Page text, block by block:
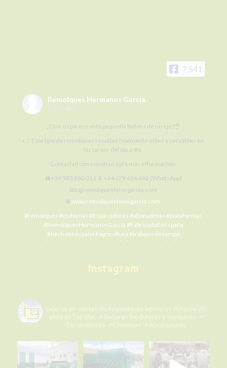
7,541
Remolques Hermanos García
4 days ago
¿Qué os parece esta pequeña bañera de un eje?👌
👉 Este tipo de remolques resultan realmente útiles y versátiles en
las tareas del día a día.
Contactad con nosotros para más información:
☎️+34 983 880 011 📱+34 679 656 492 (WhatsApp)
📧r@remolqueshnosgarcia.com
🌐www.remolqueshnosgarcia.com
#remolques #cisternas #Esparcidores #abonadoras #plataformas
#RemolquesHermanosGarcía #FabricadoEnEspaña
#hechoenespaña #agricultura #trabajosdecampo
#SiElCampoNoProduceLaCiudadNoCome
#agriculture
#agro #ElCampoNoPara
View on Facebook
Remolques Hermanos García
Cerrando el día con la mejor vista y la mejor mercancía. ¡Momento
Instagram
Líderes en ventas de #remolques agrícolas durante 20
años en España.
📌Bañeras modulares y multiusos
📌
Esparcidores
📌Cisternas 📌Abonadoras